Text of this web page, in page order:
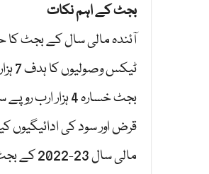
بجٹ کے اہم نکات
آئندہ مالی سال کے بجٹ کا حجم 9 ہزار 500 ارب
ٹیکس وصولیوں کا ہدف 7 ہزار 2 سو 55 ارب روپے رکھا گیا ہے۔
بجٹ خسارہ 4 ہزار ارب روپے سے زائد ہونے کا امکان
قرض اور سود کی ادائیگیوں کیلئے 3 ہزار 5 سو 23 ارب
مالی سال 23-2022 کے بجٹ میں دفاع کیلئے 1586 ارب روپے مختص کئے جارہے ہیں۔